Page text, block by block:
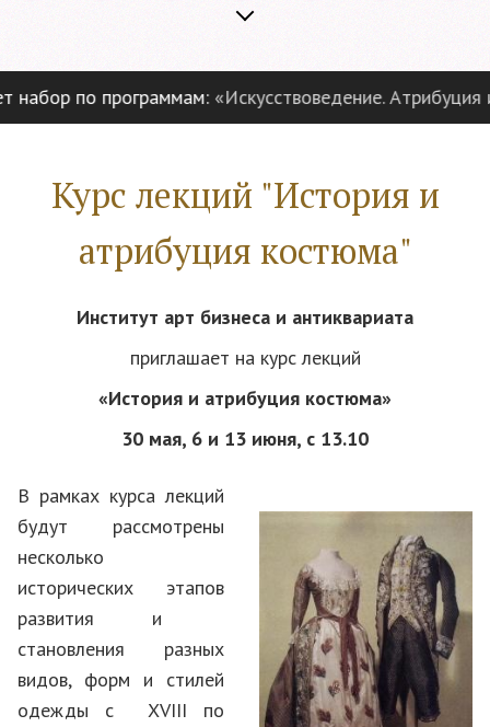
по программам:«Искусствоведение. Атрибуция и
Курс лекций "История и
атрибуция костюма"
Институт арт бизнеса и антиквариата
приглашает на курс лекций
«История и атрибуция костюма»
30 мая, 6 и 13 июня, с 13.10
В рамках курса лекций
будут рассмотрены
несколько
исторических этапов
развития и
становления разных
видов, форм и стилей
одежды с XVIII по